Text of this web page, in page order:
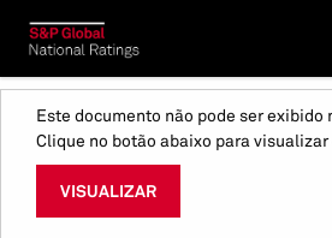
Este documento não pode ser exibido
Clique no botão abaixo para
VISUALIZAR